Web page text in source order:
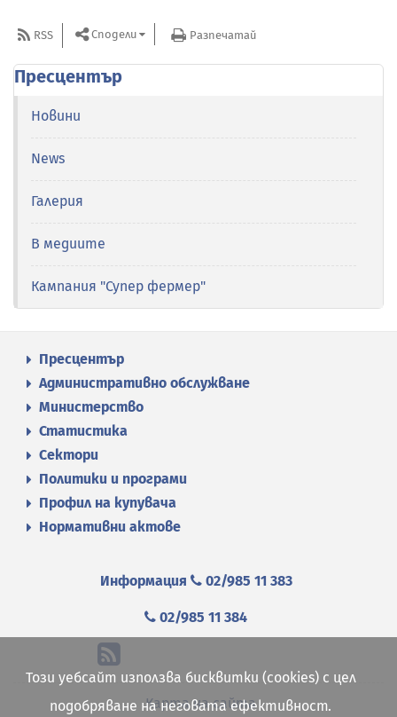
RSS Сподели Разпечатай
Пресцентър
Новини
News
Галерия
В медиите
Кампания "Супер фермер"
Пресцентър
Административно обслужване
Министерство
Статистика
Сектори
Политики и програми
Профил на купувача
Нормативни актове
Информация 02/985 11 383
02/985 11 384
Карта на сайта
Този уебсайт използва бисквитки (cookies) с цел
подобряване на неговата ефективност.